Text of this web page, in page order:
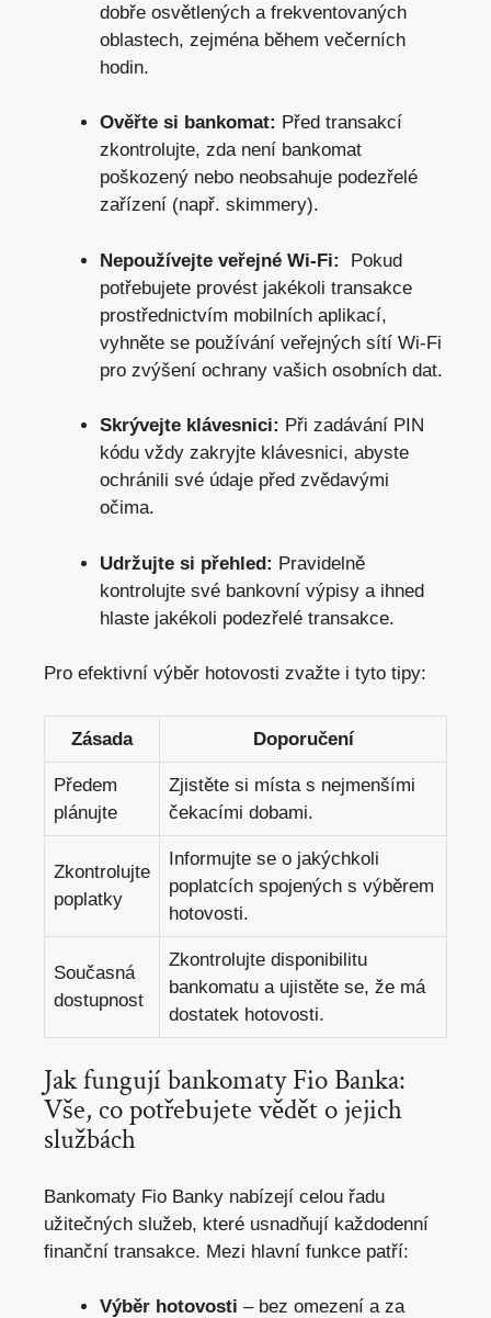
dobře osvětlených a frekventovaných
oblastech,​ zejména⁢ během večerních‌
hodin.
Ověřte‌ si bankomat: Před⁣ transakcí‌
zkontrolujte, ‌zda není bankomat
poškozený nebo neobsahuje podezřelé
zařízení (např. skimmery).
Nepoužívejte veřejné Wi-Fi:
‌ Pokud
⁢potřebujete provést jakékoli transakce
prostřednictvím‍ mobilních aplikací,⁤
vyhněte ‌se ⁢používání veřejných sítí Wi-Fi
pro ⁣zvýšení ochrany⁣ vašich ‍osobních dat.
Skrývejte⁣ klávesnici: Při zadávání PIN
kódu vždy zakryjte klávesnici, abyste
ochránili své údaje před ​zvědavými
očima.
Udržujte ⁣si ⁣přehled: Pravidelně
kontrolujte‍ své bankovní výpisy a ‌ ihned
hlaste jakékoli podezřelé transakce.
Pro efektivní výběr hotovosti zvažte i tyto tipy:
Zásada Doporučení
Předem
plánujte
Zjistěte si místa ⁤s nejmenšími
⁢čekacími⁣ dobami.
Zkontrolujte
poplatky
Informujte se ​o jakýchkoli‌
poplatcích spojených s výběrem
hotovosti.
Současná
dostupnost
Zkontrolujte ⁤disponibilitu
bankomatu a ujistěte se, že ⁤má
‌dostatek hotovosti.
Jak fungují bankomaty Fio ​Banka:
Vše, co potřebujete vědět ‌o jejich⁢
službách
Bankomaty Fio Banky nabízejí ​celou řadu
⁣užitečných služeb, které ⁢usnadňují každodenní
⁣finanční transakce. Mezi hlavní​ funkce patří:
Výběr hotovosti ‌– bez omezení a za